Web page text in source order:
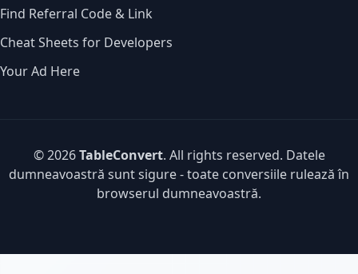
Find Referral Code & Link
Cheat Sheets for Developers
Your Ad Here
© 2026TableConvert. All rights reserved. Datele
dumneavoastră sunt sigure - toate conversiile rulează în
browserul dumneavoastră.